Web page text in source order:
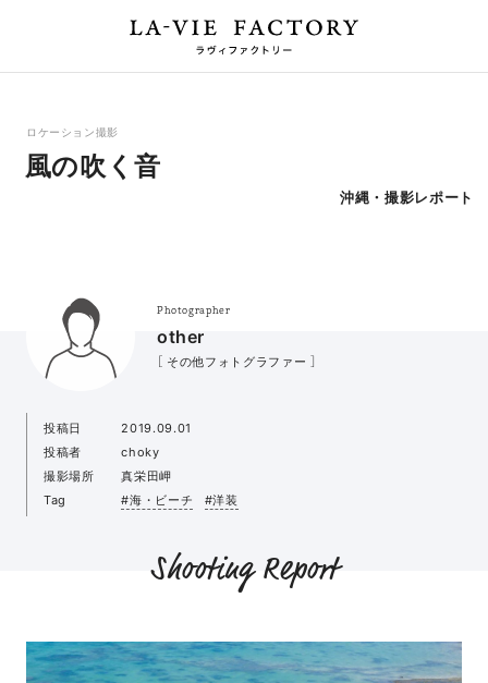
ロケーション撮影
風の吹く音
沖縄・撮影レポート
Photographer
other
［ その他フォトグラファー ］
投稿日
2019.09.01
投稿者
choky
撮影場所
真栄田岬
Tag
#海・ビーチ #洋装
Shooting Report